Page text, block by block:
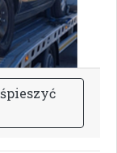
śpieszyć